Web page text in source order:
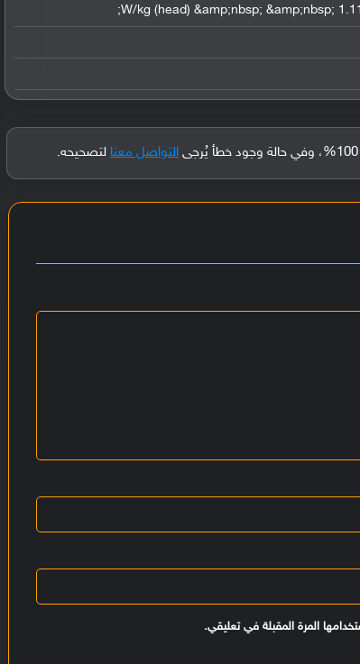
التواصل معنا لتصحيحه.
المرة المقبلة في تعليقي.